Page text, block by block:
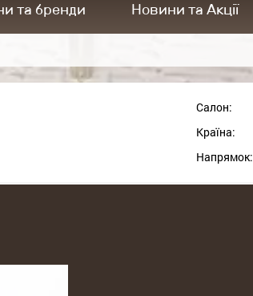
та бренди Новини та Акції
Салон:
Країна:
Напрямок: